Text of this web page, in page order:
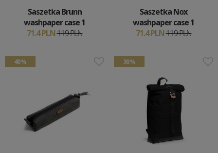
Saszetka Brunn
washpaper case 1
71.4 PLN119 PLN
Saszetka Nox
washpaper case 1
71.4 PLN119 PLN
40 % 30 %